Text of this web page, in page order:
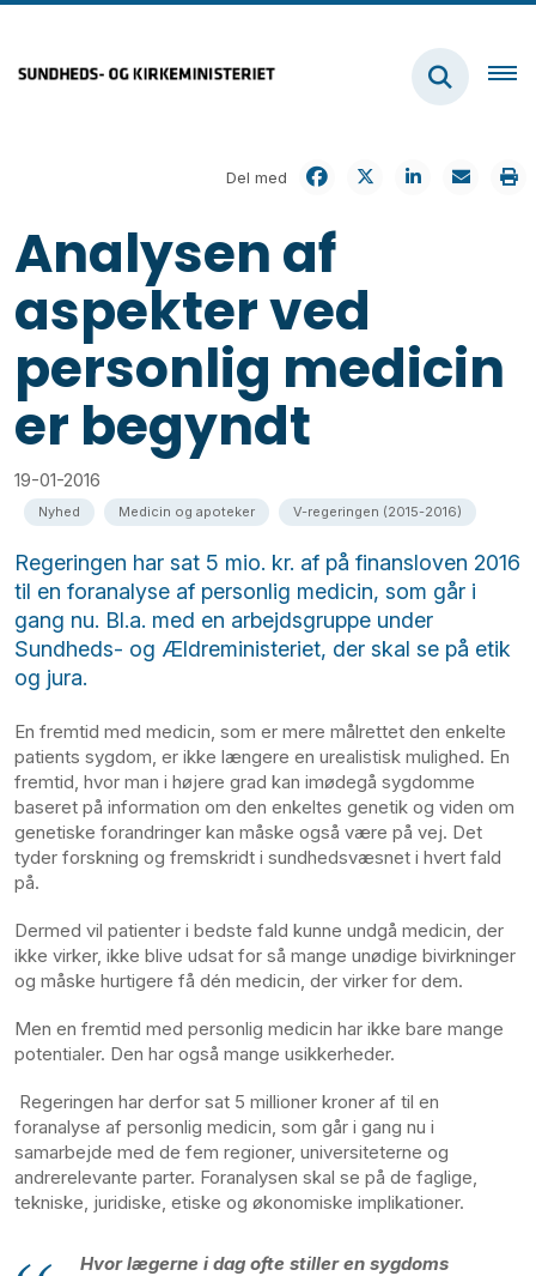
Del med
Analysen af
aspekter ved
personlig medicin
er begyndt
19-01-2016
Nyhed Medicin og apoteker V-regeringen (2015-2016)
Regeringen har sat 5 mio. kr. af på finansloven 2016
til en foranalyse af personlig medicin, som går i
gang nu. Bl.a. med en arbejdsgruppe under
Sundheds- og Ældreministeriet, der skal se på etik
og jura.
En fremtid med medicin, som er mere målrettet den enkelte
patients sygdom, er ikke længere en urealistisk mulighed. En
fremtid, hvor man i højere grad kan imødegå sygdomme
baseret på information om den enkeltes genetik og viden om
genetiske forandringer kan måske også være på vej. Det
tyder forskning og fremskridt i sundhedsvæsnet i hvert fald
på.
Dermed vil patienter i bedste fald kunne undgå medicin, der
ikke virker, ikke blive udsat for så mange unødige bivirkninger
og måske hurtigere få dén medicin, der virker for dem.
Men en fremtid med personlig medicin har ikke bare mange
potentialer. Den har også mange usikkerheder.
Regeringen har derfor sat 5 millioner kroner af til en
foranalyse af personlig medicin, som går i gang nu i
samarbejde med de fem regioner, universiteterne og
andrerelevante parter. Foranalysen skal se på de faglige,
tekniske, juridiske, etiske og økonomiske implikationer.
Hvor lægerne i dag ofte stiller en sygdoms